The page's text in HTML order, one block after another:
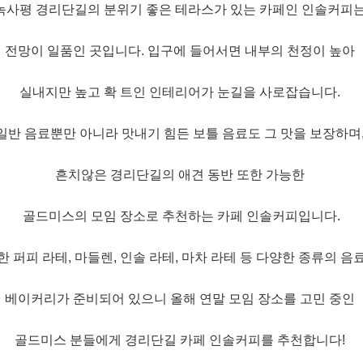
사평 경리단길의 분위기 좋은 테라스가 있는 카페인 인솔커피
전망이 일품인 곳입니다. 입구에 들어서면 내부의 천정이 높아
실내지만 높고 확 트인 인테리어가 눈길을 사로잡습니다.
반 음료뿐만 아니라 맛내기 힘든 보틀 음료도 그 맛을 보장하며,
흔치않은 경리단길의 애견 동반 또한 가능한
골드미스의 모임 장소로 추천하는 카페 인솔커피입니다.
퍼피 라테, 마들렌, 인솔 라테, 마차 라테 등 다양한 종류의 음
베이커리가 준비되어 있으니 올해 연말 모임 장소를 고민 중인
골드미스 분들에게 경리단길 카페 인솔커피를 추천합니다!